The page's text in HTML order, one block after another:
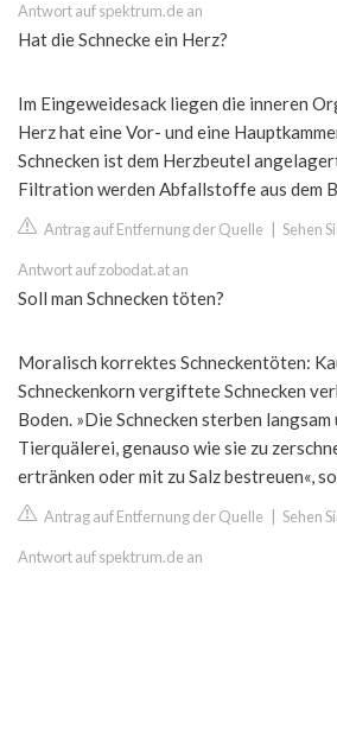
Antwort auf spektrum.de an
Hat die Schnecke ein Herz?
Im Eingeweidesack liegen die inneren
Herz hat eine Vor- und eine
Schnecken ist dem Herzbeutel
Filtration werden Abfallstoffe aus dem
Antrag auf Entfernung der Quelle Sehen
Antwort auf zobodat.at an
Soll man Schnecken töten?
Moralisch korrektes Schneckentöten:
Schneckenkorn vergiftete Schnecken
Boden. »Die Schnecken sterben
Tierquälerei, genauso wie sie zu
ertränken oder mit zu Salz bestreuen«,
Antrag auf Entfernung der Quelle Sehen
Antwort auf spektrum.de an